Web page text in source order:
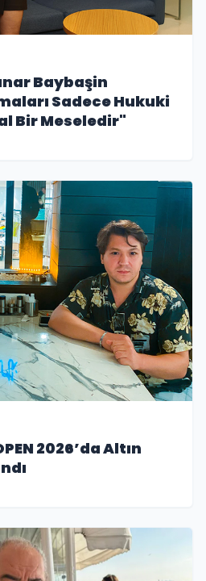
Baybaşin
Sadece Hukuki
Bir Meseledir"
2026’da Altın